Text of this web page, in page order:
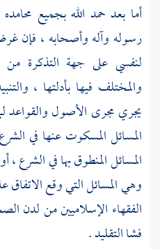
أما بعد حمد الله بجميع
رسوله وآله وأصحابه ، فإن
لنفسي على جهة التذكرة من
والمختلف فيها بأدلتها ،
يجري مجرى الأصول والقواعد
المسائل المسكوت عنها في
المسائل المنطوق بها في الشرع ،
وهي المسائل التي وقع الاتفاق
الفقهاء الإسلاميين من لدن
فشا التقليد .